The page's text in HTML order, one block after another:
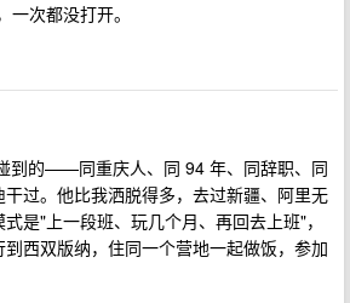
次都没打开。
到的——同重庆人、同 94 年、同辞职、同
过。他比我洒脱得多，去过新疆、阿里无
是"上一段班、玩几个月、再回去上班"，
西双版纳，住同一个营地一起做饭，参加